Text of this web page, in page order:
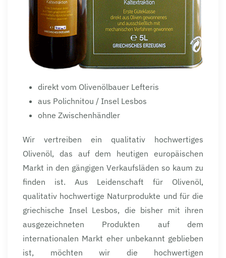
direkt vom Olivenölbauer Lefteris
aus Polichnitou / Insel Lesbos
ohne Zwischenhändler
Wir vertreiben ein qualitativ hochwertiges
Olivenöl, das auf dem heutigen europäischen
Markt in den gängigen Verkaufsläden so kaum zu
finden ist. Aus Leidenschaft für Olivenöl,
qualitativ hochwertige Naturprodukte und für die
griechische Insel Lesbos, die bisher mit ihren
ausgezeichneten Produkten auf dem
internationalen Markt eher unbekannt geblieben
ist, möchten wir die hochwertigen